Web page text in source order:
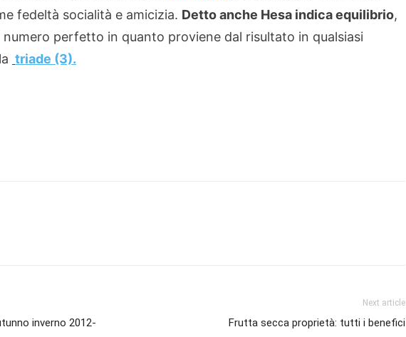
fedeltà socialità e amicizia. Detto anche Hesa indica equilibrio,
perfetto in quanto proviene dal risultato in qualsiasi
triade (3).
inverno 2012-
Next article
Frutta secca proprietà: tutti i benefici